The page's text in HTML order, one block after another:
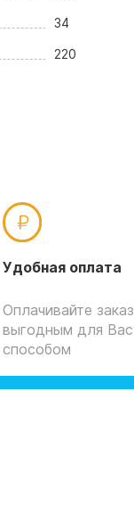
34
220
Удобная оплата
Оплачивайте
выгодным для Вас
способом